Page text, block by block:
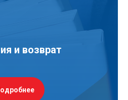
и возврат